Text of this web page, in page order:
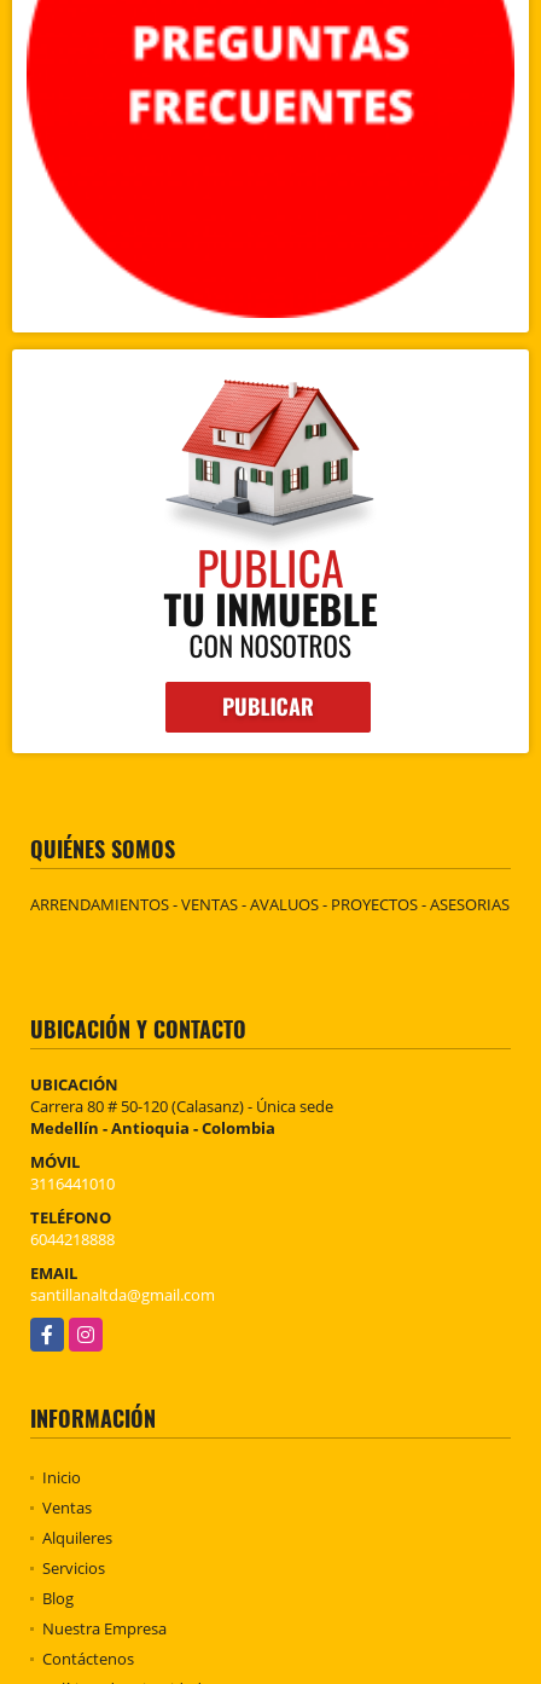
QUIÉNES SOMOS
ARRENDAMIENTOS - VENTAS - AVALUOS - PROYECTOS - ASESORIAS
UBICACIÓN Y CONTACTO
UBICACIÓN
Carrera 80 # 50-120 (Calasanz) - Única sede
Medellín - Antioquia - Colombia
MÓVIL
3116441010
TELÉFONO
6044218888
EMAIL
santillanaltda@gmail.com
FacebookInstagram
INFORMACIÓN
Inicio
Ventas
Alquileres
Servicios
Blog
Nuestra Empresa
Contáctenos